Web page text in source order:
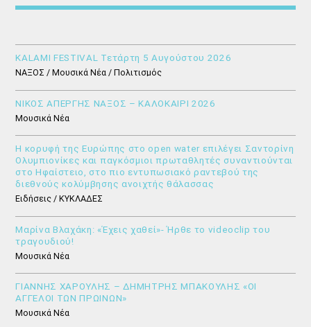
KALAMI FESTIVAL Τετάρτη 5 Αυγούστου 2026
ΝΑΞΟΣ / Μουσικά Νέα / Πολιτισμός
ΝΙΚΟΣ ΑΠΕΡΓΗΣ ΝΑΞΟΣ – ΚΑΛΟΚΑΙΡΙ 2026
Μουσικά Νέα
Η κορυφή της Ευρώπης στο open water επιλέγει Σαντορίνη
Ολυμπιονίκες και παγκόσμιοι πρωταθλητές συναντιούνται
στο Ηφαίστειο, στο πιο εντυπωσιακό ραντεβού της
διεθνούς κολύμβησης ανοιχτής θάλασσας
Ειδήσεις / ΚΥΚΛΑΔΕΣ
Μαρίνα Βλαχάκη: «Έχεις χαθεί»- Ήρθε το videoclip του
τραγουδιού!
Μουσικά Νέα
ΓΙΑΝΝΗΣ ΧΑΡΟΥΛΗΣ – ΔΗΜΗΤΡΗΣ ΜΠΑΚΟΥΛΗΣ «ΟΙ
ΑΓΓΕΛΟΙ ΤΩΝ ΠΡΩΙΝΩΝ»
Μουσικά Νέα